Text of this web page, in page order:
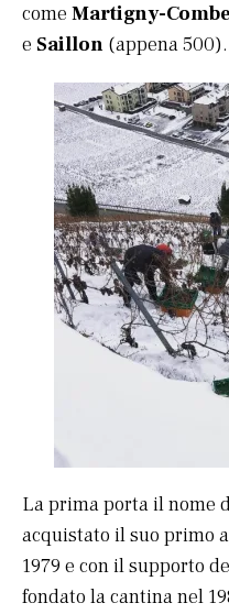
come Martigny-Combe
e Saillon (appena 500).
La prima porta il nome
acquistato il suo primo
1979 e con il supporto
fondato la cantina nel